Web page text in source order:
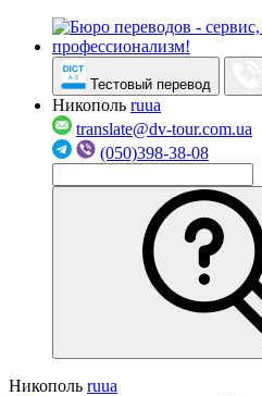
Тестовый перевод
Никополь ruua
translate@dv-tour.com.ua
(050)398-38-08
Никополь ruua